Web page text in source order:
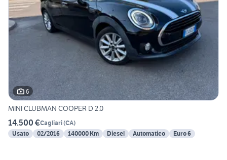
6
MINI CLUBMAN COOPER D 2.0
14.500 €Cagliari(CA)
Usato
02/2016 140000 Km Diesel Automatico Euro 6